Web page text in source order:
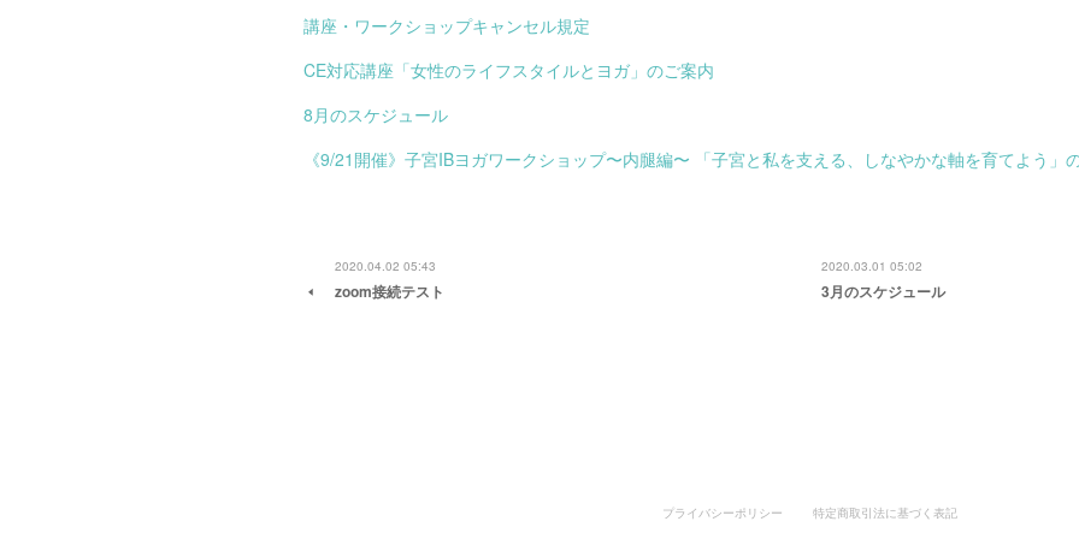
講座・ワークショップキャンセル規定
CE対応講座「女性のライフスタイルとヨガ」のご案内
8月のスケジュール
《9/21開催》子宮IBヨガワークショップ〜内腿編〜 「子宮と私を支える、しなやかな軸を育てよう」
2020.04.02 05:43
zoom接続テスト
2020.03.01 05:02
3月のスケジュール
プライバシーポリシー 特定商取引法に基づく表記